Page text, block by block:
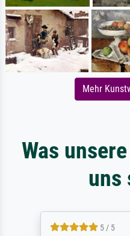
Mehr
Was
uns
5 / 5